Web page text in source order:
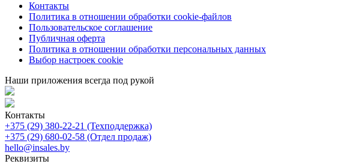
Контакты
Политика в отношении обработки cookie-файлов
Пользовательское соглашение
Публичная оферта
Политика в отношении обработки персональных данных
Выбор настроек cookie
Наши приложения всегда под рукой
Контакты
+375 (29) 380-22-21 (Техподдержка)
+375 (29) 680-02-58 (Отдел продаж)
hello@insales.by
Реквизиты